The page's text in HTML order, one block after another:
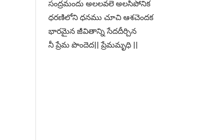
సంద్రమందు అలలవలె అలసిపోనిక
ధరణిలోని ధనము చూచి ఆశచెందక
భారమైన జీవితాన్ని సేదదీర్చిన
నీ ప్రేమ పొందెద|| ప్రేమమృధి ||